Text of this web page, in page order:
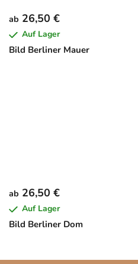
Bild Berliner Mauer
ab 26,50 €
Auf Lager
Bild Berliner Dom
ab 26,50 €
Auf Lager